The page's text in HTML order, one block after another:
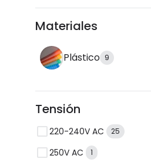
Materiales
Plástico 9
Tensión
220-240V AC 25
250V AC 1